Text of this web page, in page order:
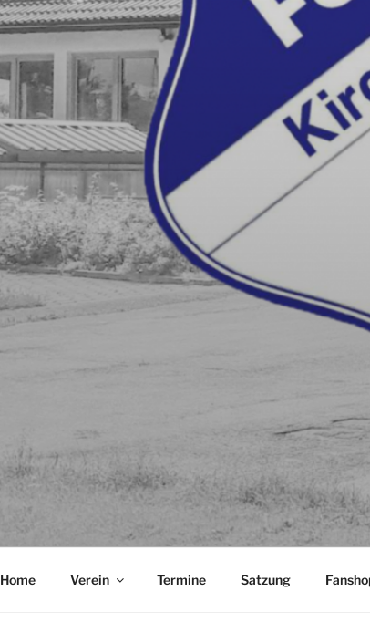
Home Verein Termine Satzung